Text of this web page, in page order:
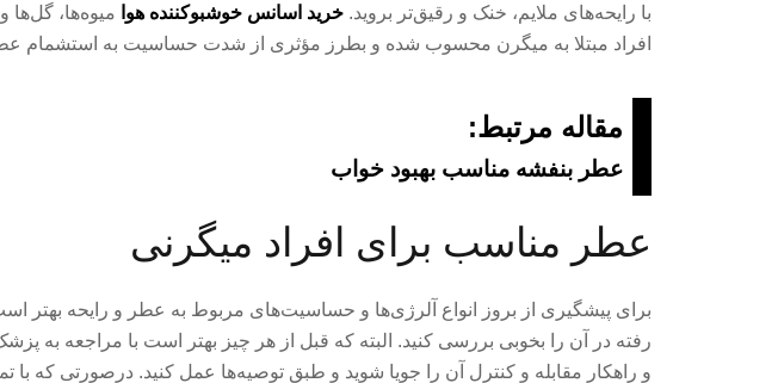
با رایحه‌های ملایم، خنک و رقیق‌تر بروید. خرید اسانس خوشبوکننده هوا میوه‌ها، گل‌ها
افراد مبتلا به میگرن محسوب شده و بطرز مؤثری از شدت حساسیت به استشمام
مقاله مرتبط:
عطر بنفشه مناسب بهبود خواب
عطر مناسب برای افراد میگرنی
برای پیشگیری از بروز انواع آلرژی‌ها و حساسیت‌های مربوط به عطر و رایحه بهتر
رفته در آن را بخوبی بررسی کنید. البته که قبل از هر چیز بهتر است با مراجعه
و راهکار مقابله و کنترل آن را جویا شوید و طبق توصیه‌ها عمل کنید. درصورتی که با